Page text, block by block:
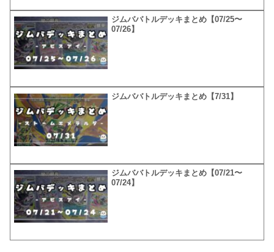
ジムババトルデッキまとめ【07/25〜
07/26】
ジムババトルデッキまとめ【7/31】
ジムババトルデッキまとめ【07/21〜
07/24】